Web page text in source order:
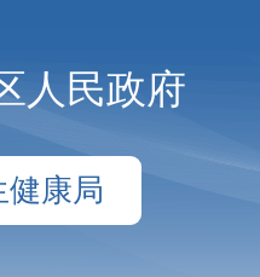
人民政府
健康局